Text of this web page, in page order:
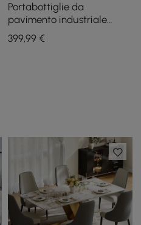
Portabottiglie da
pavimento industriale
dorato in metallo, 4 pezzi,
verticale, 48 bottiglie
399,99€